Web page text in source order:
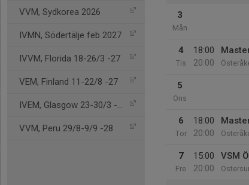
VVM, Sydkorea 2026
IVMN, Södertälje feb 2027
IVVM, Florida 18-26/3 -27
VEM, Finland 11-22/8 -27
IVEM, Glasgow 23-30/3 -28
VVM, Peru 29/8-9/9 -28
3
Mån
4
Tis
18:00
20:00
5
Ons
6
Tor
18:00
20:00
7
Fre
15:00
20:00
VSM